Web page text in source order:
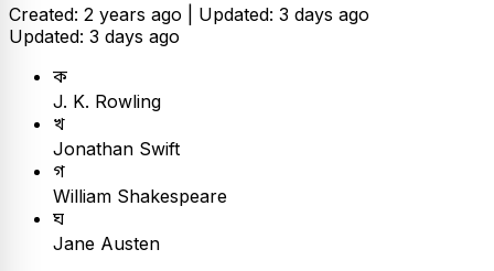
Created: 2 years ago | Updated: 3 days ago
Updated: 3 days ago
ক
J. K. Rowling
খ
Jonathan Swift
গ
William Shakespeare
ঘ
Jane Austen